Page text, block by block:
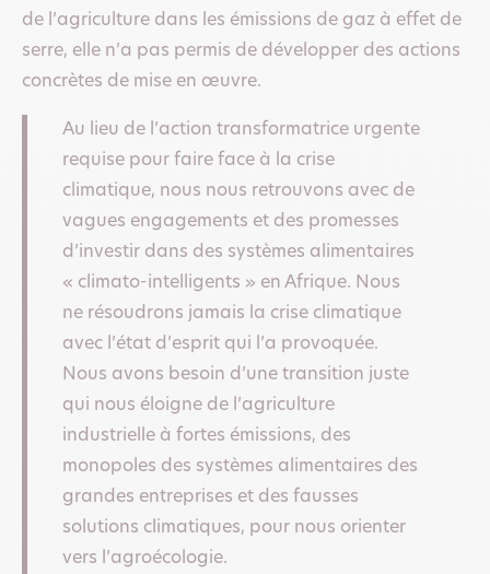
de l’agriculture dans les émissions de gaz à effet de
serre, elle n’a pas permis de développer des actions
concrètes de mise en œuvre.
Au lieu de l’action transformatrice urgente
requise pour faire face à la crise
climatique, nous nous retrouvons avec de
vagues engagements et des promesses
d’investir dans des systèmes alimentaires
« climato-intelligents » en Afrique. Nous
ne résoudrons jamais la crise climatique
avec l’état d’esprit qui l’a provoquée.
Nous avons besoin d’une transition juste
qui nous éloigne de l’agriculture
industrielle à fortes émissions, des
monopoles des systèmes alimentaires des
grandes entreprises et des fausses
solutions climatiques, pour nous orienter
vers l’agroécologie.